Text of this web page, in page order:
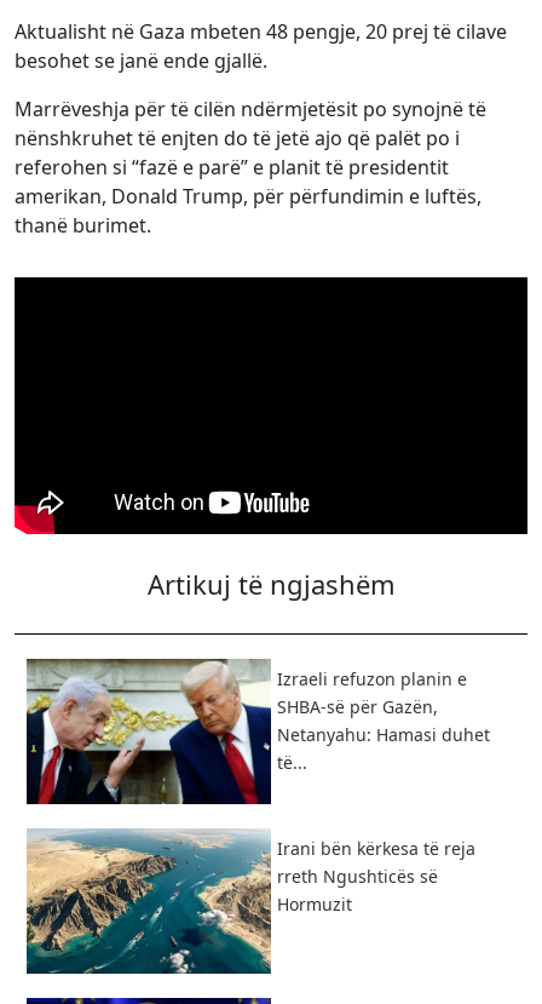
Aktualisht në Gaza mbeten 48 pengje, 20 prej të cilave
besohet se janë ende gjallë.
Marrëveshja për të cilën ndërmjetësit po synojnë të
nënshkruhet të enjten do të jetë ajo që palët po i
referohen si “fazë e parë” e planit të presidentit
amerikan, Donald Trump, për përfundimin e luftës,
thanë burimet.
Artikuj të ngjashëm
Izraeli refuzon planin e
SHBA-së për Gazën,
Netanyahu: Hamasi duhet
të...
​Irani bën kërkesa të reja
rreth Ngushticës së
Hormuzit